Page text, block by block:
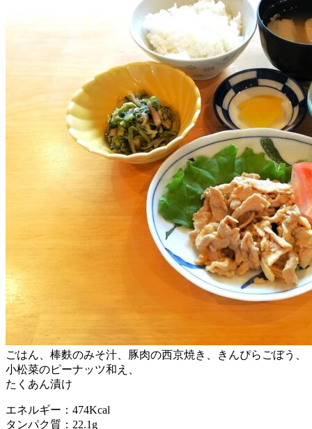
ごはん、棒麩のみそ汁、豚肉の西京焼き、きんぴらごぼう、
小松菜のピーナッツ和え、
たくあん漬け
エネルギー：474Kcal
タンパク質：22.1g